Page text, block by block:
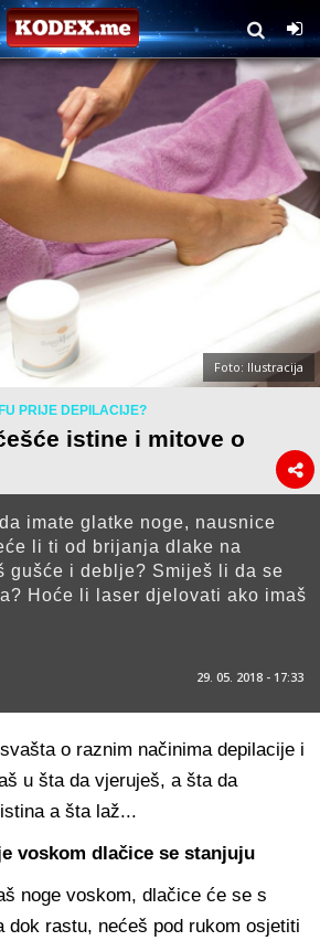
Foto: Ilustracija
PRIJE DEPILACIJE?
istine i mitove o
imate glatke noge, nausnice
li ti od brijanja dlake na
gušće i deblje? Smiješ li da se
Hoće li laser djelovati ako imaš
29. 05. 2018 - 17:33
o raznim načinima depilacije i
u šta da vjeruješ, a šta da
a šta laž...
voskom dlačice se stanjuju
noge voskom, dlačice će se s
dok rastu, nećeš pod rukom osjetiti